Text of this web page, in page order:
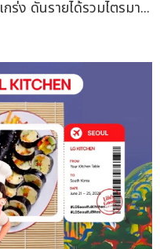
ร่ง ดันรายได้รวมไตรมา...